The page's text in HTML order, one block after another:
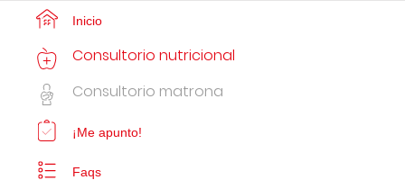
Inicio
Consultorio nutricional
Consultorio matrona
¡Me apunto!
Faqs